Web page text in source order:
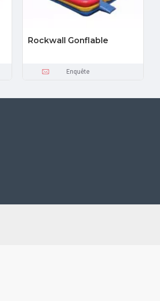
Rockwall Gonflable
Enquête